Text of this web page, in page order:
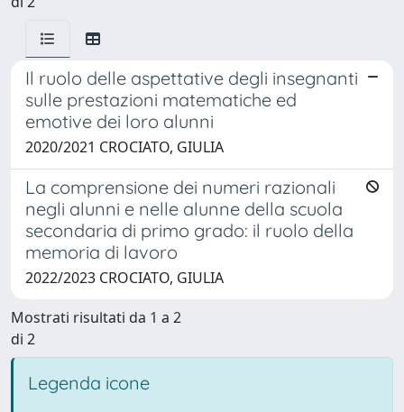
Il ruolo delle aspettative degli insegnanti
sulle prestazioni matematiche ed
emotive dei loro alunni
2020/2021 CROCIATO, GIULIA
La comprensione dei numeri razionali
negli alunni e nelle alunne della scuola
secondaria di primo grado: il ruolo della
memoria di lavoro
2022/2023 CROCIATO, GIULIA
Mostrati risultati da 1 a 2
di 2
Legenda icone